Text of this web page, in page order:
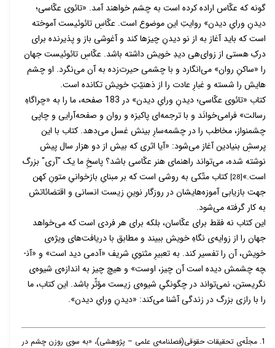
گونه که عکّاس اراده کرده است به چشم خواهند آمد. «تائوی عکّاسی؛
دیدنِ ورایِ دیدن» روایتِ این موضوع است. عکّاسِ تائوئیست آموخته
است که باید آغاز به از نو دیدنِ چیزها کند و آغوشی باز و پذیرنده برای
درکِ هستی از زوای‌ه­ی دیدِ خویش داشته باشد. عکّاسِ تائوئیست جهان
را «ساکنِ روان» می­‌انگارد و با چشمی حیرت‌­زده به آن می‌­نگرد. او چشم­‌
هایش را شسته و غبارِ عادت را از ذهنیّتِ خویش تکانده است.
کتاب «تائوی عکّاسی؛ دیدنِ ورایِ دیدن» در 183 صفحه، ما را به «چراگاهِ
رسالت» فرامی­‌خوانَد و با ترجمه­‌ای پاکیزه و روان و صفحه­‌آرایی و چاپی
چشم­نواز، مخاطب را در چشمه­‌سارِ بینش غسل می­‌دهد. کتاب با این
پرسشِ بنیادین آغاز می­‌شود: «آیا اثری که بیش از دو هزار سال پیش
نوشته شده، می‌­تواند راهنمای هنر عکّاسی باشد؟ پاسخِ ما یک "آری" بزرگ
است.»[28]
کتاب متّکی به روشی است که بر مبنایِ بازخوانیِ متونِ کهن
جهت بازیابی­ آموزه­‌های­شان در روزگار نوینِ زیست انسانی و اقتضائاتش
به کار گرفته می­‌شود.
این کتاب نه فقط برای عکّاسان، بلکه برای هر فردی است که می­‌خواهد
جهان را از زوایه­‌ی نگاهِ خویش ببیند و مطابق با دریافت­‌های ویژه­‌ی
خویش، آن را تفسیر کند. به تعبیرِ مثنویِ شریف «آدمی دید است» و «آن­
چه چشمش دیده است آن چیز، اوست» و هیچ چیز به اندازه‌­ی شیوه‌­ی
نگریستن، نمی‌­تواند در چگونگیِ شیوه‌­ی زیست مؤثّر باشد. این کتاب، ما
را با رازی بزرگ در زندگی آشنا می‌­کند: «دیدنِ ورایِ دیدن».
1. مجلّه­‌ی تحقیقات حقوقی(فصل­نامه­‌ی علمی – پژوهشی)، «به سوی روزن چشم در